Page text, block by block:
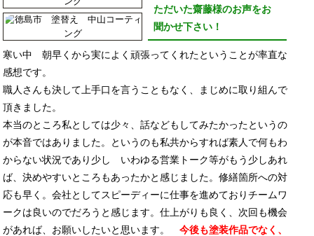
ただいた齋藤様のお声をお
聞かせ下さい！
寒い中 朝早くから実によく頑張ってくれたということが率直な
感想です。
職人さんも決して上手口を言うこともなく、まじめに取り組んで
頂きました。
本当のところ私としては少々、話などもしてみたかったというの
が本音ではありました。というのも私共からすれば素人で何もわ
からない状況であり少し いわゆる営業トーク等がもう少しあれ
ば、決めやすいところもあったかと感じました。修繕箇所への対
応も早く。会社としてスピーディーに仕事を進めておりチームワ
ークは良いのでだろうと感じます。仕上がりも良く、次回も機会
があれば、お願いしたいと思います。今後も塗装作品でなく、